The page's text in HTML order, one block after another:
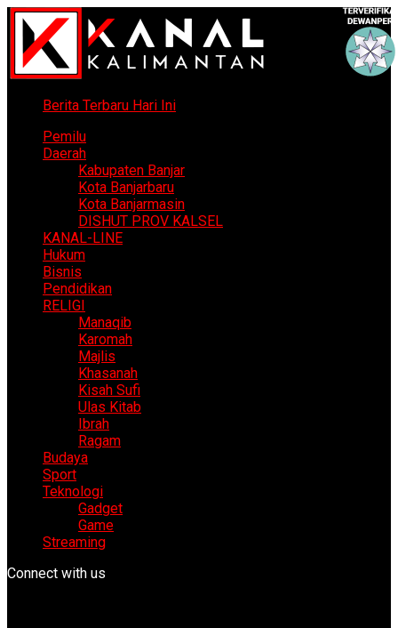
Berita Terbaru Hari Ini
Pemilu
Daerah
Kabupaten Banjar
Kota Banjarbaru
Kota Banjarmasin
DISHUT PROV KALSEL
KANAL-LINE
Hukum
Bisnis
Pendidikan
RELIGI
Manaqib
Karomah
Majlis
Khasanah
Kisah Sufi
Ulas Kitab
Ibrah
Ragam
Budaya
Sport
Teknologi
Gadget
Game
Streaming
Connect with us